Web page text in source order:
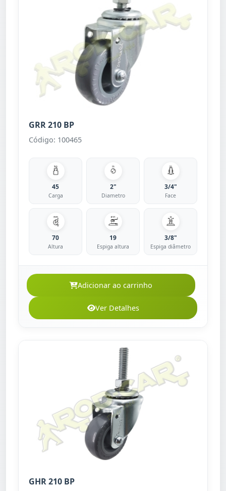
GRR 210 BP
Código: 100465
45
Carga
2"
Diametro
3/4"
Face
70
Altura
19
Espiga altura
3/8"
Espiga diâmetro
Adicionar ao carrinho
Ver Detalhes
GHR 210 BP